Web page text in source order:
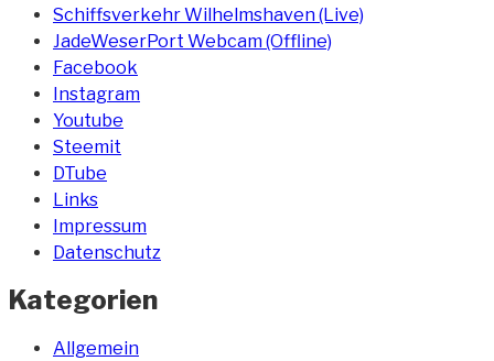
Schiffsverkehr Wilhelmshaven (Live)
JadeWeserPort Webcam (Offline)
Facebook
Instagram
Youtube
Steemit
DTube
Links
Impressum
Datenschutz
Kategorien
Allgemein